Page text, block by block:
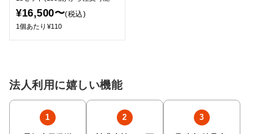
¥16,500〜(税込)
1個あたり¥110
法人利用に嬉しい機能